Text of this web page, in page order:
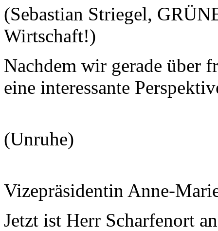
(Sebastian Striegel,
Wirtschaft!)
Nachdem wir gerade über
eine interessante
(Unruhe)
Vizepräsidentin Anne-
Jetzt ist Herr Scharfenort